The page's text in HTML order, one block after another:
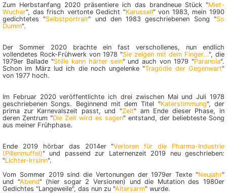
Zum Herbstanfang 2020 präsentiere ich das brandneue Stück "Miet-
Wucher", das frisch vertonte Gedicht "Karussell" von 1983, mein 1990
gedichtetes "Selbstportrait" und den 1983 geschrie­benen Song "So
Dumm".
Der Sommer 2020 brachte ein fast verschollenes, nun endlich
vollendetes Rock-Frühwerk von 1978 "Sie zeigen mit dem Finger...", die
1979er Ballade "Stille kann härter sein" und auch von 1979 "Paranoia".
Schon im März lud ich die noch ungelenke "Tragödie der Gegenwart"
von 1977 hoch.
Im Februar 2020 veröffentlichte ich drei zwischen Mai und Juli 1978
geschriebenen Songs. Beginnend mit dem Titel "Katerstimmung", der
prima zur Karnevalszeit passt, und "Zeit" am Ende dieser Phase, in
deren Zentrum "Die Zeit wird es sagen" entstand, der beliebteste Song
aus meiner Frühphase.
Ende 2019 hörbar das 2014er "Verloren für die Pharma-Industrie
(Pillenmuffel)" und passend zur Laternenzeit 2019 neu geschrieben:
"Lichter-Irrsinn".
Vom Sommer 2019 sind die Vertonungen der 1979er Texte "Neujahr"
und "Abend" (hier sogar 2 Versionen) und die Mutation des 1980er
Gedichtes "Langeweile", das nun zu "Altersarm" wurde.